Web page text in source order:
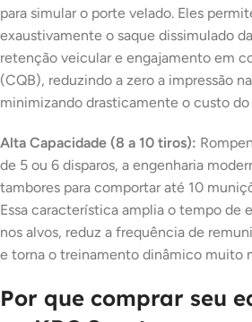
para simular o porte velado. Eles
exaustivamente o saque dissimulado
retenção veicular e engajamento em
(CQB), reduzindo a zero a impressão
minimizando drasticamente o custo do
Alta Capacidade (8 a 10 tiros):
de 5 ou 6 disparos, a engenharia
tambores para comportar até 10
Essa característica amplia o tempo de
nos alvos, reduz a frequência de
e torna o treinamento dinâmico muito
Por que comprar seu